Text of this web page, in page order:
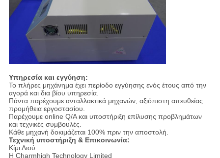
Υπηρεσία και εγγύηση:
Το πλήρες μηχάνημα έχει περίοδο εγγύησης ενός έτους από την
αγορά και δια βίου υπηρεσία.
Πάντα παρέχουμε ανταλλακτικά μηχανών, αξιόπιστη απευθείας
προμήθεια εργοστασίου.
Παρέχουμε online Q/A και υποστήριξη επίλυσης προβλημάτων
και τεχνικές συμβουλές.
Κάθε μηχανή δοκιμάζεται 100% πριν την αποστολή.
Τεχνική υποστήριξη & Επικοινωνία:
Κίμι Λιού
Η Charmhigh Technology Limited